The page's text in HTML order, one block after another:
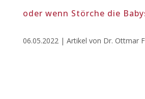
oder wenn Störche die
06.05.2022 | Artikel von Dr. Ottmar